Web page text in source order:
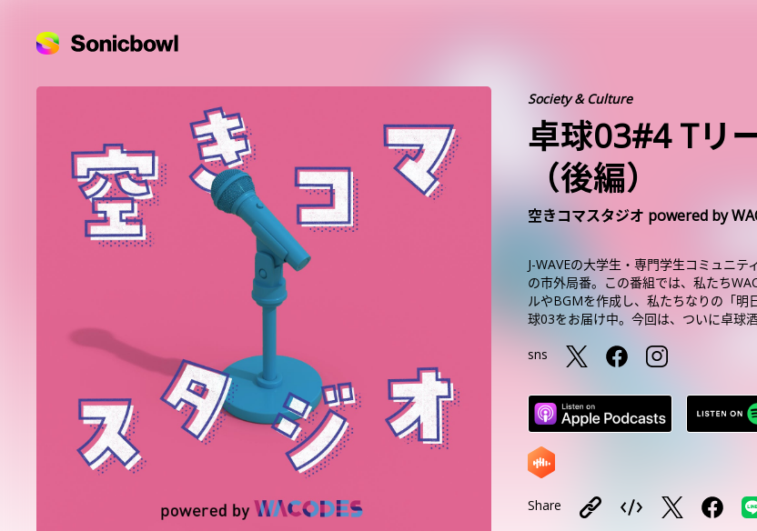
Society & Culture
卓球03#4 Tリ
（後編）
空きコマスタジオ powered by
J-WAVEの大学生・専門学生コミュニ
の市外局番。この番組では、私たち
ルやBGMを作成し、私たちなりの「明
球03をお届け中。今回は、ついに卓球
sns
Share